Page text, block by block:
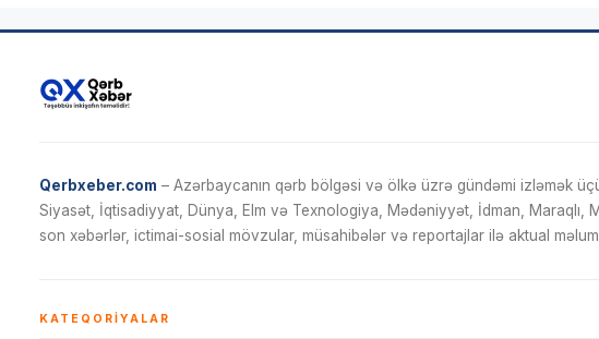
Qerbxeber.com – Azərbaycanın qərb bölgəsi və ölkə üzrə gündəmi izləmək
Siyasət, İqtisadiyyat, Dünya, Elm və Texnologiya, Mədəniyyət, İdman, Maraqlı,
son xəbərlər, ictimai-sosial mövzular, müsahibələr və reportajlar ilə aktual
KATEQORIYALAR